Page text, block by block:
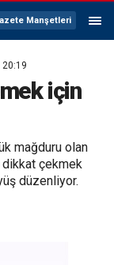
Manşetleri
20:19
için
mağduru olan
dikkat çekmek
düzenliyor.